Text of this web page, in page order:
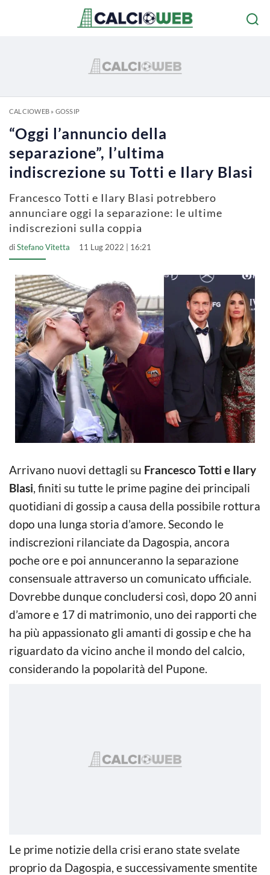
CALCIOWEB» GOSSIP
“Oggi l’annuncio della
separazione”, l’ultima
indiscrezione su Totti e Ilary Blasi
Francesco Totti e Ilary Blasi potrebbero
annunciare oggi la separazione: le ultime
indiscrezioni sulla coppia
diStefano Vitetta 11 Lug 2022 | 16:21
Arrivano nuovi dettagli su Francesco Totti e Ilary
Blasi, finiti su tutte le prime pagine dei principali
quotidiani di gossip a causa della possibile rottura
dopo una lunga storia d’amore. Secondo le
indiscrezioni rilanciate da Dagospia, ancora
poche ore e poi annunceranno la separazione
consensuale attraverso un comunicato ufficiale.
Dovrebbe dunque concludersi così, dopo 20 anni
d’amore e 17 di matrimonio, uno dei rapporti che
ha più appassionato gli amanti di gossip e che ha
riguardato da vicino anche il mondo del calcio,
considerando la popolarità del Pupone.
Le prime notizie della crisi erano state svelate
proprio da Dagospia, e successivamente smentite